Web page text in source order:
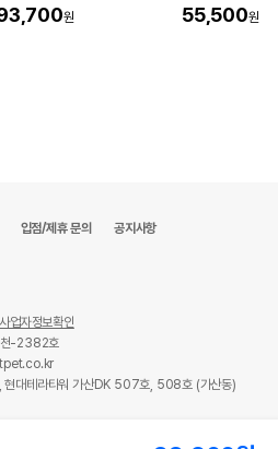
원 55,500원
입점/제휴 문의 공지사항
사업자정보확인
천-2382호
현대테라타워 가산DK 507호, 508호 (가산동)